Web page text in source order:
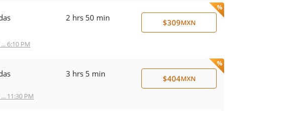
6:10 PM
2 hrs 50 min $309MXN
11:30 PM
3 hrs 5 min $404MXN